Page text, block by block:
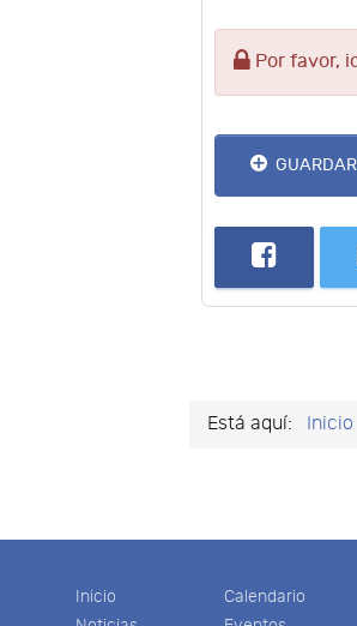
Por favor,
Está aquí: Inicio
Inicio
Calendario